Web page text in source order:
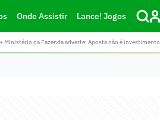
Onde Assistir Lance! Jogos
Ministério da Fazenda adverte: Aposta não é investimento